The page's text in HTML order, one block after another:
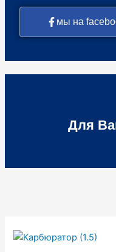
мы на
Для
Количество